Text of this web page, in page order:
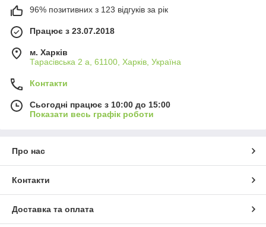
96% позитивних з 123 відгуків за рік
Працює з 23.07.2018
м. Харків
Тарасівська 2 а, 61100, Харків, Україна
Контакти
Сьогодні працює з 10:00 до 15:00
Показати весь графік роботи
Про нас
Контакти
Доставка та оплата